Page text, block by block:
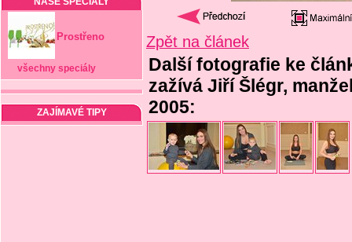
Prostřeno
všechny speciály
ZAJÍMAVÉ TIPY
Zpět na článek
Další fotografie ke
zažívá Jiří Šlégr,
2005: